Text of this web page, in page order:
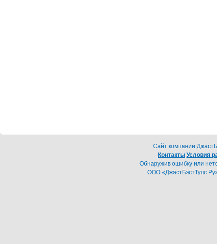
Cайт компании
Контакты Условия
Обнаружив ошибку или
ООО